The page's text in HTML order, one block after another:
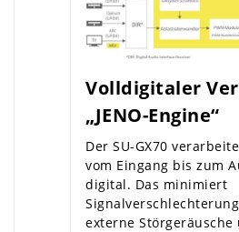
Volldigitaler
„JENO-Engine“
Der SU-GX70
vom Eingang bis zum
digital. Das minimiert
externe Störgeräusche